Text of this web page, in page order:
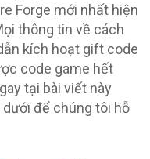
Forge mới nhất hiện
thông tin về cách
kích hoạt gift code
code game hết
tại bài viết này
dưới để chúng tôi hỗ